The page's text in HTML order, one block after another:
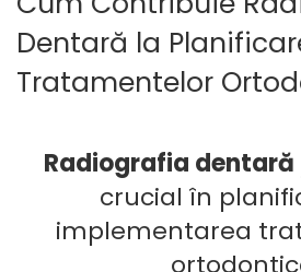
Dentară la
Tratamentelor
Radiografia dentară
crucial în
implementarea